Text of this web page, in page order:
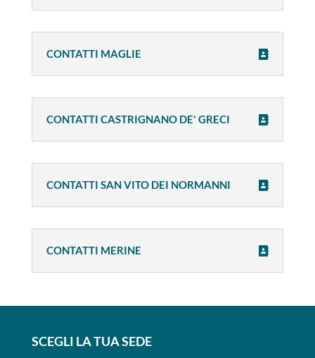
CONTATTI MAGLIE
CONTATTI CASTRIGNANO DE' GRECI
CONTATTI SAN VITO DEI NORMANNI
CONTATTI MERINE
SCEGLI LA TUA SEDE